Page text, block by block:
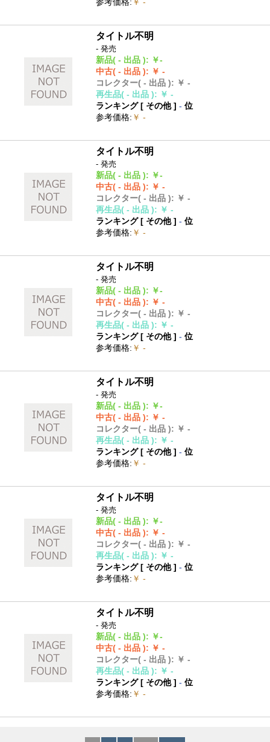
参考価格: ￥ -
タイトル不明
- 発売
新品( - 出品 ): ￥-
中古( - 出品 ): ￥ -
コレクター( - 出品 ): ￥ -
再生品( - 出品 ): ￥ -
ランキング [ その他]- 位
参考価格: ￥ -
タイトル不明
- 発売
新品( - 出品 ): ￥-
中古( - 出品 ): ￥ -
コレクター( - 出品 ): ￥ -
再生品( - 出品 ): ￥ -
ランキング [ その他]- 位
参考価格: ￥ -
タイトル不明
- 発売
新品( - 出品 ): ￥-
中古( - 出品 ): ￥ -
コレクター( - 出品 ): ￥ -
再生品( - 出品 ): ￥ -
ランキング [ その他]- 位
参考価格: ￥ -
タイトル不明
- 発売
新品( - 出品 ): ￥-
中古( - 出品 ): ￥ -
コレクター( - 出品 ): ￥ -
再生品( - 出品 ): ￥ -
ランキング [ その他]- 位
参考価格: ￥ -
タイトル不明
- 発売
新品( - 出品 ): ￥-
中古( - 出品 ): ￥ -
コレクター( - 出品 ): ￥ -
再生品( - 出品 ): ￥ -
ランキング [ その他]- 位
参考価格: ￥ -
タイトル不明
- 発売
新品( - 出品 ): ￥-
中古( - 出品 ): ￥ -
コレクター( - 出品 ): ￥ -
再生品( - 出品 ): ￥ -
ランキング [ その他]- 位
参考価格: ￥ -